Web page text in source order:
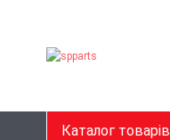
Каталог товарів